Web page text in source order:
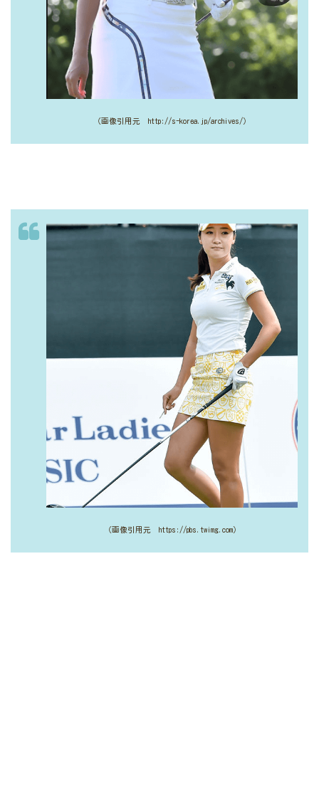
（画像引用元 http://s-korea.jp/archives/）
（画像引用元 https://pbs.twimg.com）